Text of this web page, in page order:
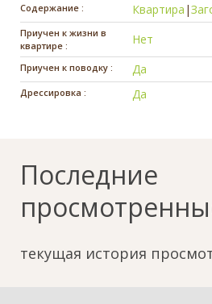
Содержание : Квартира |
Приучен к жизни в
квартире :
Нет
Приучен к поводку : Да
Дрессировка : Да
Последние
текущая история